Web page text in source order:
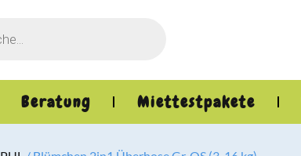
Beratung Miettestpakete